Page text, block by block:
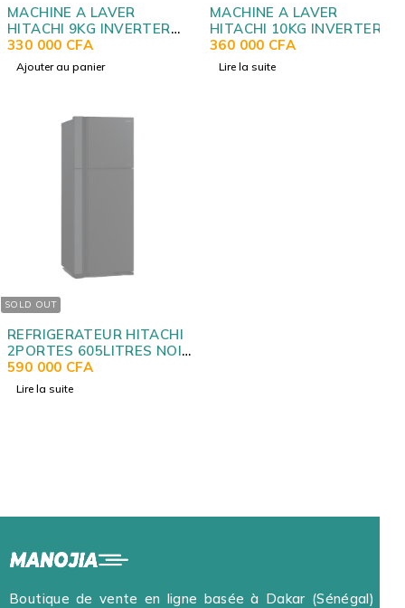
MACHINE A LAVER
HITACHI 9KG INVERTER
GRIS NOIR BD904HVOS
330 000 CFA
Ajouter au panier
MACHINE A LAVER
HITACHI 10KG INVERTER
GRIS NOIR BD1054HVOS
360 000 CFA
Lire la suite
SOLD OUT
REFRIGERATEUR HITACHI
2PORTES 605LITRES NOIR
RVG700PUN7GB
590 000 CFA
Lire la suite
Boutique de vente en ligne basée à Dakar (Sénégal) et